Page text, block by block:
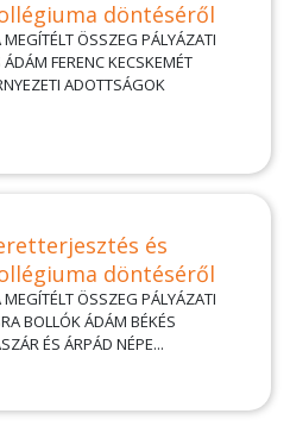
döntéséről
ÖSSZEG PÁLYÁZATI
FERENC KECSKEMÉT
ADOTTSÁGOK
és
döntéséről
ÖSSZEG PÁLYÁZATI
BOLLÓK ÁDÁM BÉKÉS
ÉS ÁRPÁD NÉPE...